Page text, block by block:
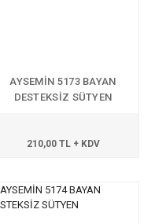
AYSEMİN 5173 BAYAN
DESTEKSİZ SÜTYEN
210,00 TL + KDV